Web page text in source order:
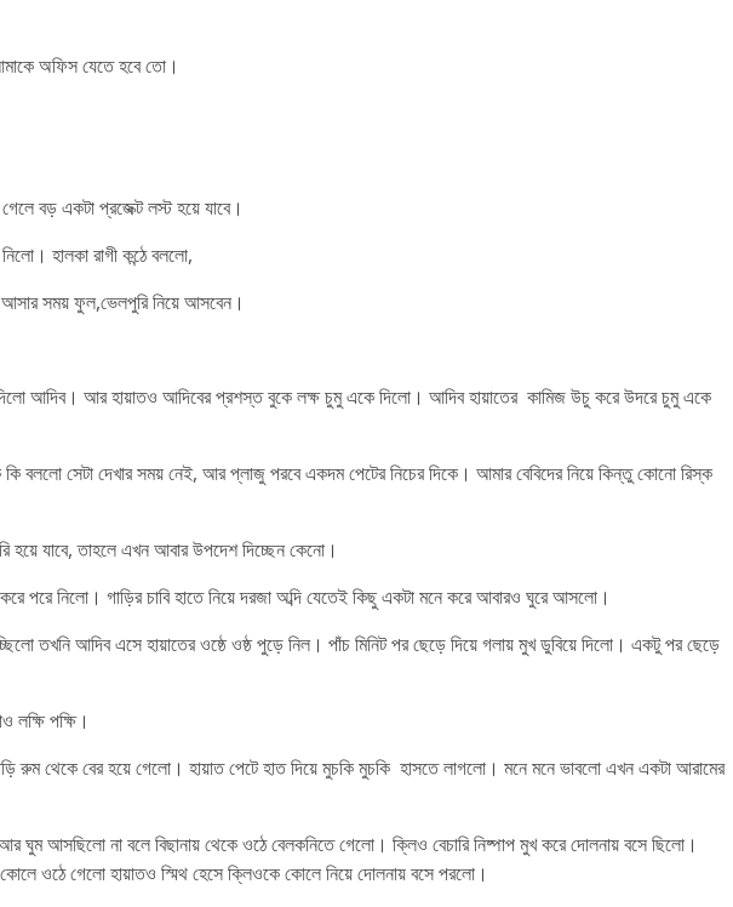
অফিস যেতে হবে তো।
বড় একটা প্রজেক্ট লস্ট হয়ে যাবে।
হালকা রাগী কন্ঠে বললো,
সময় ফুল,ভেলপুরি নিয়ে আসবেন।
আদিব। আর হায়াতও আদিবের প্রশস্ত বুকে লক্ষ চুমু একে দিলো। আদিব হায়াতের কামিজ উচু করে উদরে চুমু একে
বললো সেটা দেখার সময় নেই, আর প্লাজু পরবে একদম পেটের নিচের দিকে। আমার বেবিদের নিয়ে কিন্তু কোনো রিস্ক
যাবে, তাহলে এখন আবার উপদেশ দিচ্ছেন কেনো।
পরে নিলো। গাড়ির চাবি হাতে নিয়ে দরজা অব্দি যেতেই কিছু একটা মনে করে আবারও ঘুরে আসলো।
তখনি আদিব এসে হায়াতের ওষ্ঠে ওষ্ঠ পুড়ে নিল। পাঁচ মিনিট পর ছেড়ে দিয়ে গলায় মুখ ডুবিয়ে দিলো। একটু পর ছেড়ে
লক্ষি পক্ষি।
রুম থেকে বের হয়ে গেলো। হায়াত পেটে হাত দিয়ে মুচকি মুচকি হাসতে লাগলো। মনে মনে ভাবলো এখন একটা আরামের
আর ঘুম আসছিলো না বলে বিছানায় থেকে ওঠে বেলকনিতে গেলো। ক্লিও বেচারি নিষ্পাপ মুখ করে দোলনায় বসে ছিলো।
ওঠে গেলো হায়াতও স্মিথ হেসে ক্লিওকে কোলে নিয়ে দোলনায় বসে পরলো।